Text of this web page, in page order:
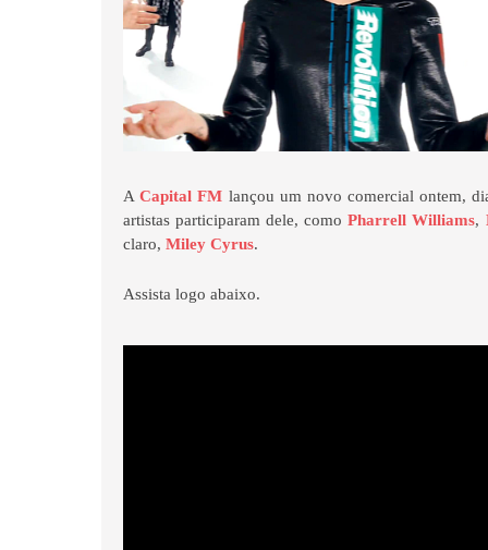
ACapital FM lançou um novo comercial ontem,
artistas participaram dele, comoPharrell Williams,
claro,Miley Cyrus.
Assista logo abaixo.